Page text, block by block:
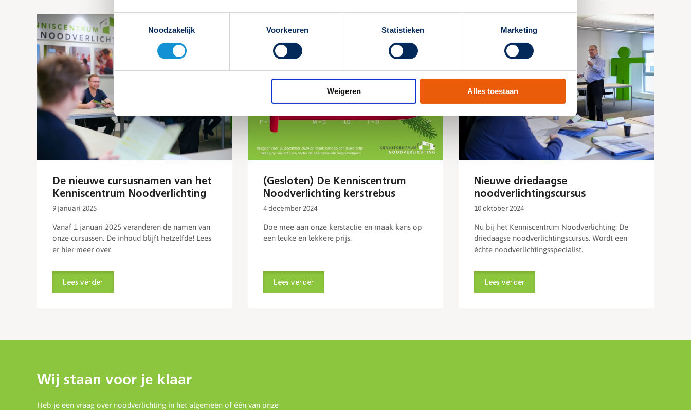
Toestemmingsselectie
Noodzakelijk
Voorkeuren Statistieken Marketing
Weigeren Alles toestaan
De nieuwe cursusnamen van het
Kenniscentrum Noodverlichting
9 januari 2025
Vanaf 1 januari 2025 veranderen de namen van
onze cursussen. De inhoud blijft hetzelfde! Lees
er hier meer over.
Lees verder
(Gesloten) De Kenniscentrum
Noodverlichting kerstrebus
4 december 2024
Doe mee aan onze kerstactie en maak kans op
een leuke en lekkere prijs.
Lees verder
Nieuwe driedaagse
noodverlichtingscursus
10 oktober 2024
Nu bij het Kenniscentrum Noodverlichting: De
driedaagse noodverlichtingscursus. Wordt een
échte noodverlichtingsspecialist.
Lees verder
Wij staan voor je klaar
Heb je een vraag over noodverlichting in het algemeen of één van onze